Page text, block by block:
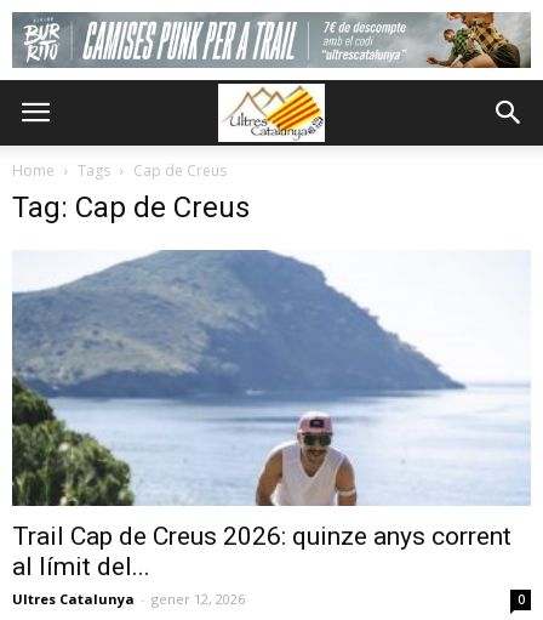
Home Tags Cap de Creus
Tag: Cap de Creus
Trail Cap de Creus 2026: quinze anys corrent
al límit del...
Ultres Catalunya - gener 12, 2026 0